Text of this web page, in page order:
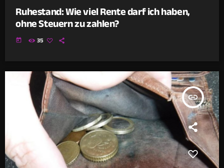
Ruhestand: Wie viel Rente darf ich haben,
ohne Steuern zu zahlen?
today 35
insert_link